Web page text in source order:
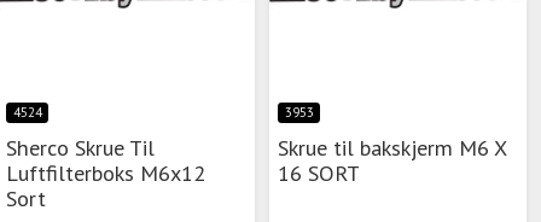
4524
Sherco Skrue Til
Luftfilterboks M6x12
Sort
3953
Skrue til bakskjerm M6 X
16 SORT